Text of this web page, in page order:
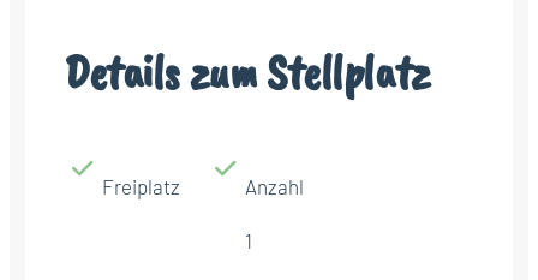
Details zum Stellplatz
Freiplatz Anzahl
1